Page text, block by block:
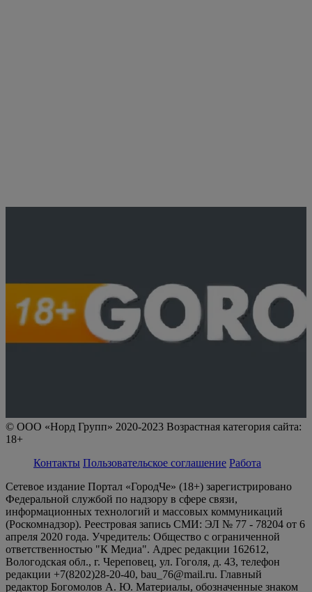
© ООО «Норд Групп» 2020-2023 Возрастная категория сайта:
18+
Контакты Пользовательское соглашение Работа
Сетевое издание Портал «ГородЧе» (18+) зарегистрировано
Федеральной службой по надзору в сфере связи,
информационных технологий и массовых коммуникаций
(Роскомнадзор). Реестровая запись СМИ: ЭЛ № 77 - 78204 от 6
апреля 2020 года. Учредитель: Общество с ограниченной
ответственностью "К Медиа". Адрес редакции 162612,
Вологодская обл., г. Череповец, ул. Гоголя, д. 43, телефон
редакции +7(8202)28-20-40, bau_76@mail.ru. Главный
редактор Богомолов А. Ю. Материалы, обозначенные знаком